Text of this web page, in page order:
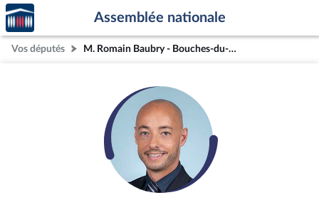
Aller au contenu
Aller en bas de la page
Accèder
à la
page
d'accueil
Assemblée nationale
Vos députés M. Romain Baubry - Bouches-du-Rhône (15e circonscription)